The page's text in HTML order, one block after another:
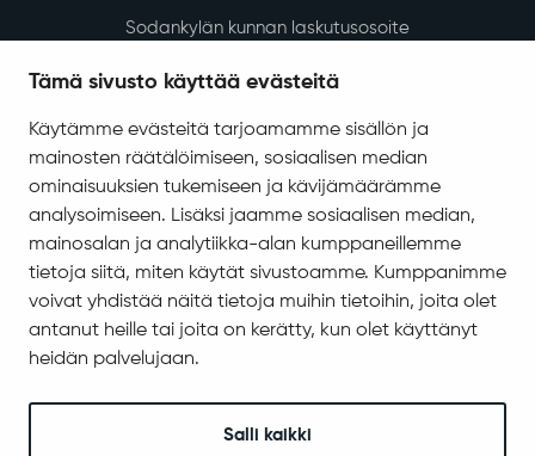
Tämä sivusto käyttää evästeitä
Käytämme evästeitä tarjoamamme sisällön ja
mainosten räätälöimiseen, sosiaalisen median
ominaisuuksien tukemiseen ja kävijämäärämme
analysoimiseen. Lisäksi jaamme sosiaalisen median,
mainosalan ja analytiikka-alan kumppaneillemme
tietoja siitä, miten käytät sivustoamme. Kumppanimme
voivat yhdistää näitä tietoja muihin tietoihin, joita olet
antanut heille tai joita on kerätty, kun olet käyttänyt
heidän palvelujaan.
Salli kaikki
Sodankylän kunnan laskutusosoite
Asiakirjajulkisuuskuvaus
Evästeiden hallinta
Yhteystiedot
Jäämerentie 1, 99601 Sodankylä
Kaikki yhteystiedot
Henkilökunnan intranet
Seuraa meitä